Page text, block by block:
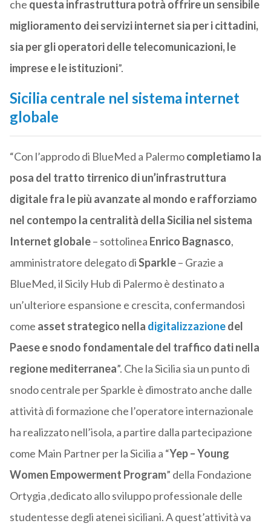
che questa infrastruttura potrà offrire un sensibile
miglioramento dei servizi internet sia per i cittadini,
sia per gli operatori delle telecomunicazioni, le
imprese e le istituzioni”.
Sicilia centrale nel sistema internet
globale
“Con l’approdo di BlueMed a Palermocompletiamo la
posa del tratto tirrenico di un’infrastruttura
digitale fra le più avanzate al mondo e rafforziamo
nel contempo la centralità della Sicilia nel sistema
Internet globale– sottolinea Enrico Bagnasco,
amministratore delegato diSparkle– Grazie a
BlueMed, il Sicily Hub di Palermo è destinato a
un’ulteriore espansione e crescita, confermandosi
come asset strategico nella digitalizzazionedel
Paese e snodo fondamentale del traffico dati nella
regione mediterranea”. Che la Sicilia sia un punto di
snodo centrale per Sparkle è dimostrato anche dalle
attività di formazione che l’operatore internazionale
ha realizzato nell’isola, a partire dalla partecipazione
come Main Partner per la Sicilia a “Yep – Young
Women Empowerment Program” della Fondazione
Ortygia ,dedicato allo sviluppo professionale delle
studentesse degli atenei siciliani. A quest’attività va